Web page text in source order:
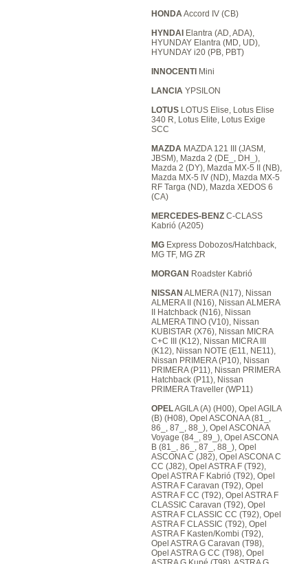
HONDAAccord IV (CB)
HYNDAI Elantra (AD, ADA),
HYUNDAY Elantra (MD, UD),
HYUNDAY i20 (PB, PBT)
INNOCENTI Mini
LANCIA YPSILON
LOTUS LOTUS Elise, Lotus Elise
340 R, Lotus Elite, Lotus Exige
SCC
MAZDA MAZDA 121 III (JASM,
JBSM), Mazda 2 (DE_, DH_),
Mazda 2 (DY), Mazda MX-5 II (NB),
Mazda MX-5 IV (ND), Mazda MX-5
RF Targa (ND), Mazda XEDOS 6
(CA)
MERCEDES-BENZ C-CLASS
Kabrió (A205)
MG Express Dobozos/Hatchback,
MG TF, MG ZR
MORGAN Roadster Kabrió
NISSAN ALMERA (N17), Nissan
ALMERA II (N16), Nissan ALMERA
II Hatchback (N16), Nissan
ALMERA TINO (V10), Nissan
KUBISTAR (X76), Nissan MICRA
C+C III (K12), Nissan MICRA III
(K12), Nissan NOTE (E11, NE11),
Nissan PRIMERA (P10), Nissan
PRIMERA (P11), Nissan PRIMERA
Hatchback (P11), Nissan
PRIMERA Traveller (WP11)
OPELAGILA (A) (H00), Opel AGILA
(B) (H08), Opel ASCONA A (81_,
86_, 87_, 88_), Opel ASCONA A
Voyage (84_, 89_), Opel ASCONA
B (81_, 86_, 87_, 88_), Opel
ASCONA C (J82), Opel ASCONA C
CC (J82), Opel ASTRA F (T92),
Opel ASTRA F Kabrió (T92), Opel
ASTRA F Caravan (T92), Opel
ASTRA F CC (T92), Opel ASTRA F
CLASSIC Caravan (T92), Opel
ASTRA F CLASSIC CC (T92), Opel
ASTRA F CLASSIC (T92), Opel
ASTRA F Kasten/Kombi (T92),
Opel ASTRA G Caravan (T98),
Opel ASTRA G CC (T98), Opel